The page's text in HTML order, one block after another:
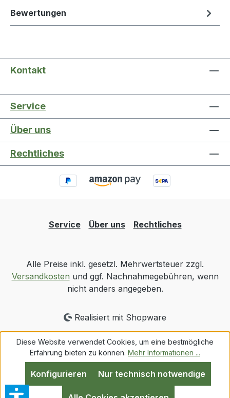
Bewertungen
Kontakt
Service
Über uns
Rechtliches
Service Über uns Rechtliches
Alle Preise inkl. gesetzl. Mehrwertsteuer zzgl.
Versandkosten und ggf. Nachnahmegebühren, wenn
nicht anders angegeben.
Realisiert mit Shopware
Diese Website verwendet Cookies, um eine bestmögliche
Erfahrung bieten zu können. Mehr Informationen ...
Nur technisch notwendige
Konfigurieren